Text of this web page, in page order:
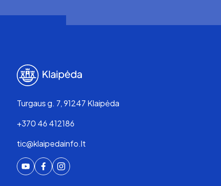
Turgaus g. 7, 91247 Klaipėda
+370 46 412186
tic@klaipedainfo.lt